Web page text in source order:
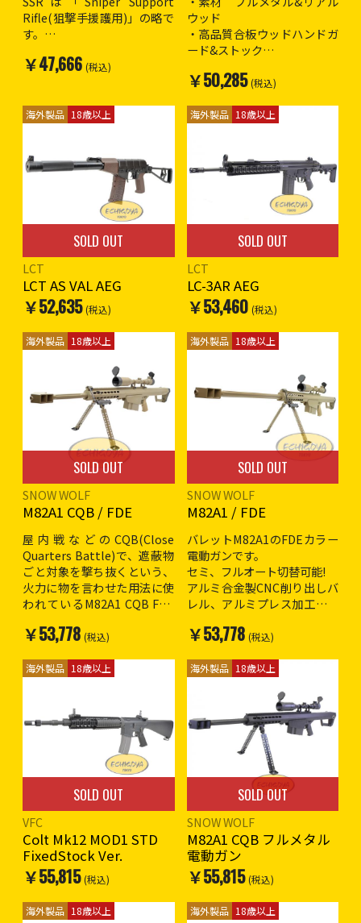
Rifle(狙撃手援護用)」の略で
す。
ル、ハイダーは金属製。
ストック/ロアレシーバー/マ
バッテリーはストック内にミ
ニバッテリーを収納
全長 : 1,070mm/813mm(ス
トック折り畳み時)
重量 : 3,670g
※海外製品のため作動や外観
(外装の塗装や仕上げ)など日
本製エアガンよりも著しく劣
輸出元での細かな傷塗装ハゲ
了承の上ご購入お願いしま
す。
※18歳以上対象
￥47,666 (税込)
ウッド
・高品質合板ウッドハンドガ
ード&ストック
&大容量シリンダー
・対応バッテリー:8.4v AKタ
ニングロッド/サイト調整レン
チ/マニュアル
インナーバレル長 : 690mm
重量 : 3,330g
※18歳以上対象
￥50,285 (税込)
海外製品 18歳以上
SOLD OUT
LCT
LCT AS VAL AEG
￥52,635 (税込)
海外製品 18歳以上
SOLD OUT
LCT
LC-3AR AEG
￥53,460 (税込)
海外製品 18歳以上
SOLD OUT
SNOW WOLF
M82A1 CQB / FDE
屋内戦などのCQB(Close
Quarters Battle)で、遮蔽物
ごと対象を撃ち抜くという、
火力に物を言わせた用法に使
われているM82A1 CQB FDE
セミ、フルオート切替可能!
レル、アルミプレス加工メタ
り!
メカボックスは、Ver.2メカボ
ックスになります。
バッテリーはストックにミニ
バッテリーを収納。
スコープセット。
スコープ&バイポッドも本体
と同色のFDEカラーです。
全長 : 1,200mm
重量 : 約7,000g
￥53,778 (税込)
海外製品 18歳以上
SOLD OUT
SNOW WOLF
M82A1 / FDE
バレットM82A1のFDEカラー
電動ガンです。
セミ、フルオート切替可能!
アルミ合金製CNC削り出しバ
レル、アルミプレス加工メタ
ド付属で重厚感溢れる仕上が
メカボックスは、Ver.2メカボ
バッテリーはストックにミニ
バッテリーを使用。
スコープセット・
スコープ&バイポッドも本体
と同色のFDEカラーです。
全長 : 1,450mm
重量 : 約7,000g
装弾数 : 500発
※こちらの商品は送料2,000
円となります。
※海外製品のため作動や外観
￥53,778 (税込)
海外製品 18歳以上
SOLD OUT
VFC
Colt Mk12 MOD1 STD
FixedStock Ver.
￥55,815 (税込)
海外製品 18歳以上
SOLD OUT
SNOW WOLF
M82A1 CQB フルメタル
電動ガン
￥55,815 (税込)
海外製品 18歳以上 海外製品 18歳以上